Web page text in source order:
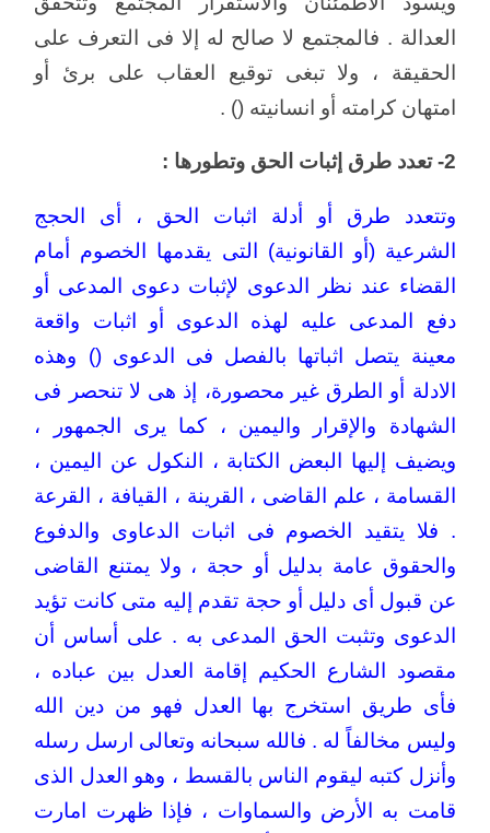
العدالة . فالمجتمع لا صالح له إلا فى التعرف على
الحقيقة ، ولا تبغى توقيع العقاب على برئ أو
امتهان كرامته أو انسانيته () .
2- تعدد طرق إثبات الحق وتطورها :
وتتعدد طرق أو أدلة اثبات الحق ، أى الحجج
الشرعية (أو القانونية) التى يقدمها الخصوم أمام
القضاء عند نظر الدعوى لإثبات دعوى المدعى أو
دفع المدعى عليه لهذه الدعوى أو اثبات واقعة
معينة يتصل اثباتها بالفصل فى الدعوى () وهذه
الادلة أو الطرق غير محصورة، إذ هى لا تنحصر فى
الشهادة والإقرار واليمين ، كما يرى الجمهور ،
ويضيف إليها البعض الكتابة ، النكول عن اليمين ،
القسامة ، علم القاضى ، القرينة ، القيافة ، القرعة
. فلا يتقيد الخصوم فى اثبات الدعاوى والدفوع
والحقوق عامة بدليل أو حجة ، ولا يمتنع القاضى
عن قبول أى دليل أو حجة تقدم إليه متى كانت تؤيد
الدعوى وتثبت الحق المدعى به . على أساس أن
مقصود الشارع الحكيم إقامة العدل بين عباده ،
فأى طريق استخرج بها العدل فهو من دين الله
وليس مخالفاً له . فالله سبحانه وتعالى ارسل رسله
وأنزل كتبه ليقوم الناس بالقسط ، وهو العدل الذى
قامت به الأرض والسماوات ، فإذا ظهرت امارت